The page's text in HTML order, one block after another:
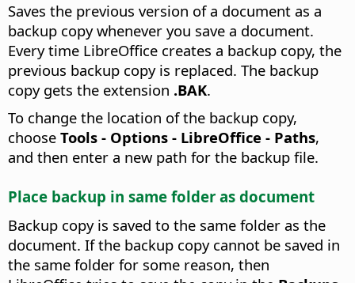
Saves the previous version of a document as a
backup copy whenever you save a document.
Every time LibreOffice creates a backup copy, the
previous backup copy is replaced. The backup
copy gets the extension .BAK.
To change the location of the backup copy,
choose Tools - Options - LibreOffice - Paths,
and then enter a new path for the backup file.
Place backup in same folder as document
Backup copy is saved to the same folder as the
document. If the backup copy cannot be saved in
the same folder for some reason, then